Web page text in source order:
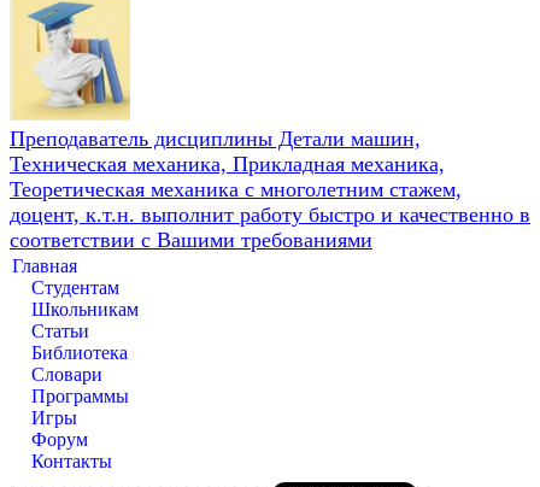
Преподаватель дисциплины Детали машин,
Техническая механика, Прикладная механика,
Теоретическая механика с многолетним стажем,
доцент, к.т.н. выполнит работу быстро и качественно в
соответствии с Вашими требованиями
Главная
Студентам
Школьникам
Статьи
Библиотека
Словари
Программы
Игры
Форум
Контакты